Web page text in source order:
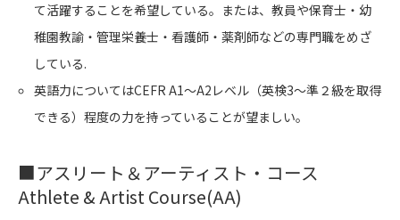
て活躍することを希望している。または、教員や保育士・幼
稚園教諭・管理栄養士・看護師・薬剤師などの専門職をめざ
している.
英語力についてはCEFR A1～A2レベル（英検3～準２級を取得
できる）程度の力を持っていることが望ましい。
■アスリート＆アーティスト・コース
Athlete & Artist Course(AA)